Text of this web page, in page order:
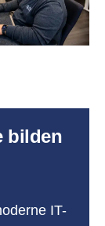
bilden
IT-